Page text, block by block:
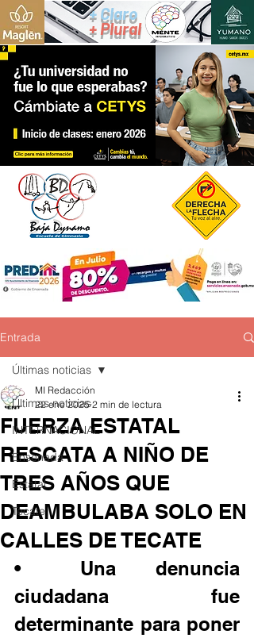
+ Claro
+ Plural
Entrada
Últimas noticias
INTERNACIONAL
Ensenada
Estatal
Tecate
Últimas noticias
FUERZA ESTATAL
RESCATA A NIÑO DE
TRES AÑOS QUE
DEAMBULABA SOLO EN
CALLES DE TECATE
MI Redacción
22 ene 2025 2 min de lectura
•	Una denuncia
ciudadana fue
determinante para poner